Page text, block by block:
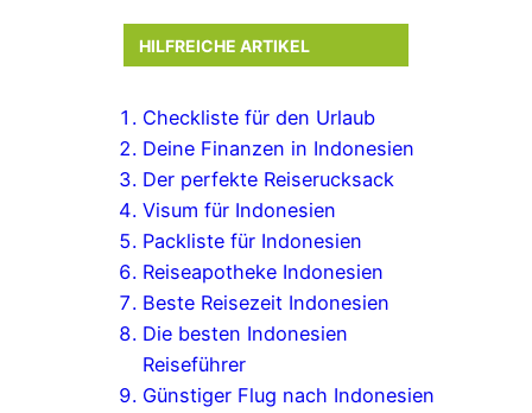
HILFREICHE ARTIKEL
Checkliste für den Urlaub
Deine Finanzen in Indonesien
Der perfekte Reiserucksack
Visum für Indonesien
Packliste für Indonesien
Reiseapotheke Indonesien
Beste Reisezeit Indonesien
Die besten Indonesien
Reiseführer
Günstiger Flug nach Indonesien